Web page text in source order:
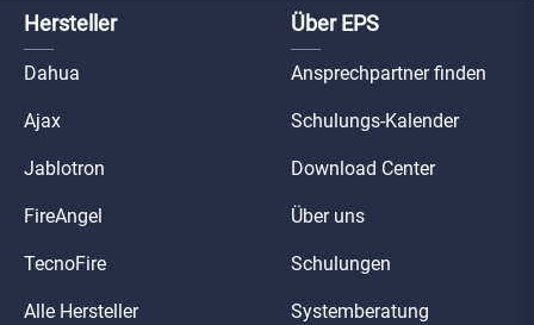
Hersteller
Dahua
Ajax
Jablotron
FireAngel
TecnoFire
Alle Hersteller
Über EPS
Ansprechpartner finden
Schulungs-Kalender
Download Center
Über uns
Schulungen
Systemberatung